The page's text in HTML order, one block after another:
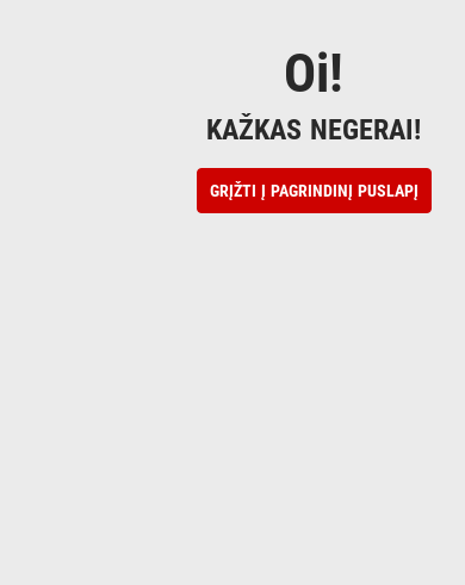
Oi!
KAŽKAS NEGERAI!
GRĮŽTI Į PAGRINDINĮ PUSLAPĮ